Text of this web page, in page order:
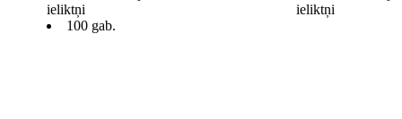
ieliktņi
100 gab.
ieliktņi